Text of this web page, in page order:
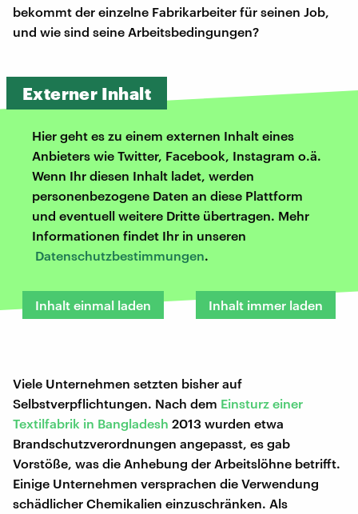
bekommt der einzelne Fabrikarbeiter für seinen Job,
und wie sind seine Arbeitsbedingungen?
Externer Inhalt
Hier geht es zu einem externen Inhalt eines
Anbieters wie Twitter, Facebook, Instagram o.ä.
Wenn Ihr diesen Inhalt ladet, werden
personenbezogene Daten an diese Plattform
und eventuell weitere Dritte übertragen. Mehr
Informationen findet Ihr in unseren
Datenschutzbestimmungen.
Inhalt einmal laden Inhalt immer laden
Viele Unternehmen setzten bisher auf
Selbstverpflichtungen. Nach dem Einsturz einer
Textilfabrik in Bangladesh 2013 wurden etwa
Brandschutzverordnungen angepasst, es gab
Vorstöße, was die Anhebung der Arbeitslöhne betrifft.
Einige Unternehmen versprachen die Verwendung
schädlicher Chemikalien einzuschränken. Als